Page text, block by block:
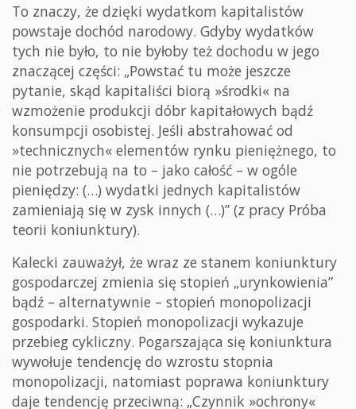
To znaczy, że dzięki wydatkom kapitalistów
powstaje dochód narodowy. Gdyby wydatków
tych nie było, to nie byłoby też dochodu w jego
znaczącej części: „Powstać tu może jeszcze
pytanie, skąd kapitaliści biorą »środki« na
wzmożenie produkcji dóbr kapitałowych bądź
konsumpcji osobistej. Jeśli abstrahować od
»technicznych« elementów rynku pieniężnego, to
nie potrzebują na to – jako całość – w ogóle
pieniędzy: (…) wydatki jednych kapitalistów
zamieniają się w zysk innych (…)” (z pracy Próba
teorii koniunktury).
Kalecki zauważył, że wraz ze stanem koniunktury
gospodarczej zmienia się stopień „urynkowienia”
bądź – alternatywnie – stopień monopolizacji
gospodarki. Stopień monopolizacji wykazuje
przebieg cykliczny. Pogarszająca się koniunktura
wywołuje tendencję do wzrostu stopnia
monopolizacji, natomiast poprawa koniunktury
daje tendencję przeciwną: „Czynnik »ochrony«